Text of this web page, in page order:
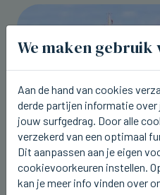
We maken gebruik
Aan de hand van cookies
derde partijen informatie over
jouw surfgedrag. Door alle
verzekerd van een optimaal
Dit aanpassen aan je eigen
cookievoorkeuren instellen.
kan je meer info vinden over